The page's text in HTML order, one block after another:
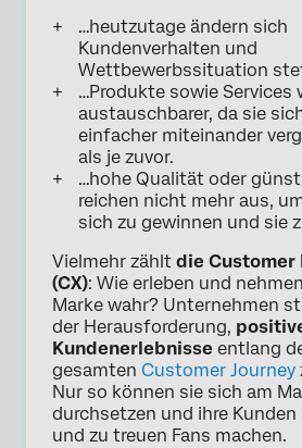
…heutzutage ändern sich
Kundenverhalten und
Wettbewerbssituation
…Produkte sowie Services
austauschbarer, da sie
einfacher miteinander
als je zuvor.
…hohe Qualität oder
reichen nicht mehr aus,
sich zu gewinnen und sie
Vielmehr zählt die Customer
(CX): Wie erleben und
Marke wahr? Unternehmen
der Herausforderung,
Kundenerlebnisse entlang
gesamten Customer Journey
Nur so können sie sich am
durchsetzen und ihre
und zu treuen Fans machen.